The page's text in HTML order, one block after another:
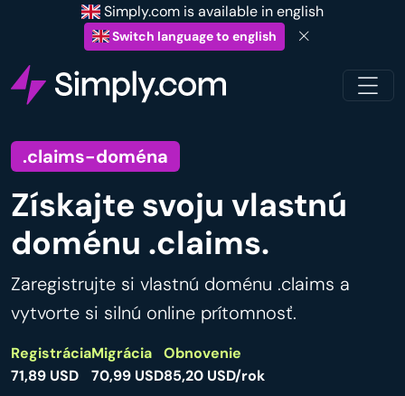
Simply.com is available in english
Switch language to english
.claims-doména
Získajte svoju vlastnú
doménu .claims.
Zaregistrujte si vlastnú doménu .claims a
vytvorte si silnú online prítomnosť.
Registrácia
71,89 USD
Migrácia
70,99 USD
Obnovenie
85,20 USD/rok